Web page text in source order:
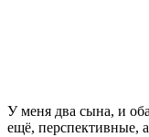
У меня два сына, и
ещё, перспективные,